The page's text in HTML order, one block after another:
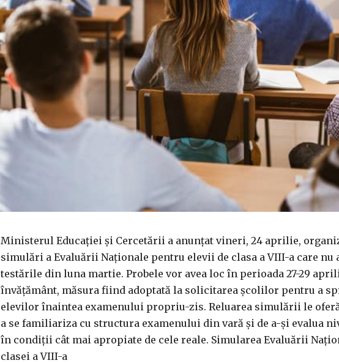
Ministerul Educației și Cercetării a anunțat vineri, 24 aprilie,
simulări a Evaluării Naționale pentru elevii de clasa a VIII-a care nu
testările din luna martie. Probele vor avea loc în perioada 27-29
învățământ, măsura fiind adoptată la solicitarea școlilor pentru a
elevilor înaintea examenului propriu-zis. Reluarea simulării le
a se familiariza cu structura examenului din vară și de a-și evalua
în condiții cât mai apropiate de cele reale. Simularea Evaluării
clasei a VIII-a